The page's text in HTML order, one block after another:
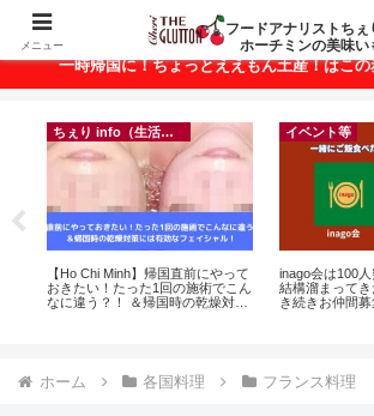
ベトナム・ホーチミンの美味いもんが
一時帰国に！ちょっとええもん土産！はこ
ちぇり info（生活情報）
【Ho Chi Minh】帰国直前にやって
おきたい！たった1回の施術でこん
なに違う？！ ＆帰国時の乾燥対策
イベント等
inago会は100
結構溜まって
き続きお仲間募
ホーム 各国料理 フランス料理
メニュー
フードアナリストちぇ
ホーチミンの美味い